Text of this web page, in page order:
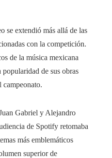
se extendió más allá de las
con la competición.
de la música mexicana
de sus obras
campeonato.
Gabriel y Alejandro
de Spotify retomaba
más emblemáticos
superior de